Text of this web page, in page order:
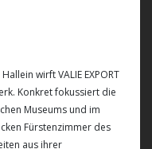
wirft VALIE EXPORT
Konkret fokussiert die
Museums und im
Fürstenzimmer des
aus ihrer